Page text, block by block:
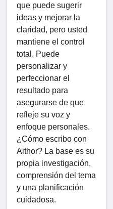
que puede sugerir
ideas y mejorar la
claridad, pero usted
mantiene el control
total. Puede
personalizar y
perfeccionar el
resultado para
asegurarse de que
refleje su voz y
enfoque personales.
¿Cómo escribo con
Aithor? La base es su
propia investigación,
comprensión del tema
y una planificación
cuidadosa.